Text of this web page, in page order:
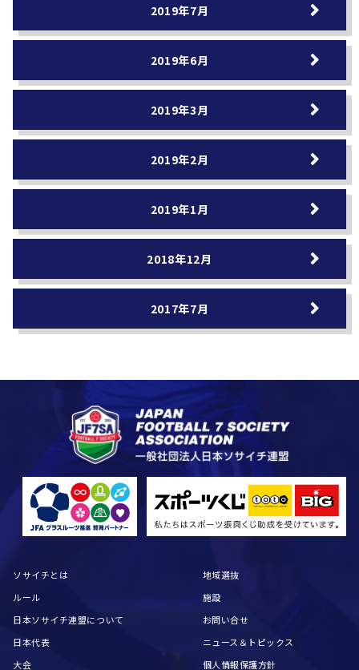
2019年7月
2019年6月
2019年3月
2019年2月
2019年1月
2018年12月
2017年7月
ソサイチとは
ルール
日本ソサイチ連盟について
日本代表
大会
地域選抜
施設
お問い合せ
ニュース＆トピックス
個人情報保護方針